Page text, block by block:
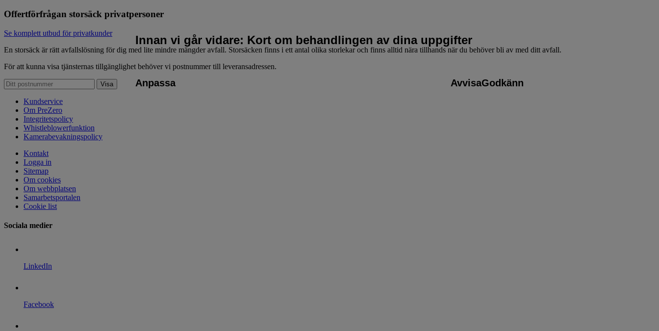
Innan vi går vidare: Kort om behandlingen av dina uppgifter
Anpassa AvvisaGodkänn
Offertförfrågan storsäck privatpersoner
Se komplett utbud för privatkunder
En storsäck är rätt avfallslösning för dig med lite mindre mängder avfall. Storsäcken finns i ett antal olika storlekar och finns alltid nära tillhands när du behöver bli av med ditt avfall.
För att kunna visa tjänsternas tillgänglighet behöver vi postnummer till leveransadressen.
Kundservice
Om PreZero
Integritetspolicy
Whistleblowerfunktion
Kamerabevakningspolicy
Kontakt
Logga in
Sitemap
Om cookies
Om webbplatsen
Samarbetsportalen
Cookie list
Sociala medier
LinkedIn
Facebook